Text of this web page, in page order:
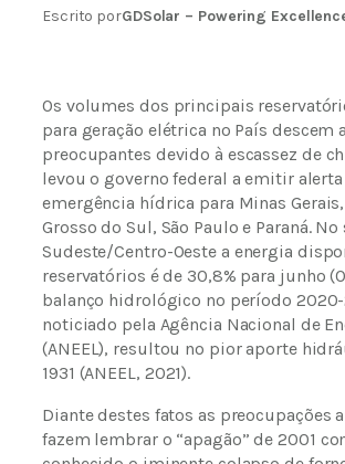
Escrito porGDSolar – Powering
Os volumes dos principais
para geração elétrica no País descem
preocupantes devido à escassez de
levou o governo federal a emitir
emergência hídrica para Minas
Grosso do Sul, São Paulo e Paraná.
Sudeste/Centro-Oeste a energia
reservatórios é de 30,8% para junho
balanço hidrológico no período 2020-
noticiado pela Agência Nacional de
(ANEEL), resultou no pior aporte
1931 (ANEEL, 2021).
Diante destes fatos as preocupações
fazem lembrar o “apagão” de 2001